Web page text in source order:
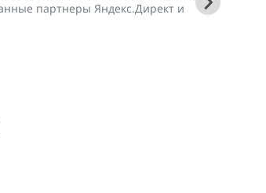
партнеры Яндекс.Директ и